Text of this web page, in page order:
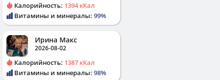
Калорийность: 1394 кКал
Витамины и минералы: 99%
Ирина Макс
2026-08-02
Калорийность: 1387 кКал
Витамины и минералы: 98%